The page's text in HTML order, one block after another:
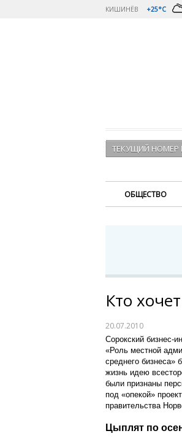
КИШИНЁВ +25°C
ТЕКУЩИЙ НОМЕР
ОБЩЕСТВО
Кто
20.07.2010
Сорокский бизнес-
«Роль местной
среднего бизнеса»
жизнь идею
были признаны
под «опекой»
правительства
Цыплят по